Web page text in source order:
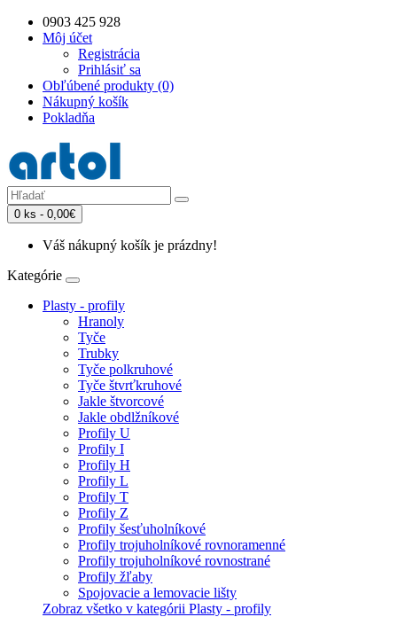
0903 425 928
Môj účet
Registrácia
Prihlásiť sa
Obľúbené produkty (0)
Nákupný košík
Pokladňa
0 ks - 0,00€
Váš nákupný košík je prázdny!
Kategórie
Plasty - profily
Hranoly
Tyče
Trubky
Tyče polkruhové
Tyče štvrťkruhové
Jakle štvorcové
Jakle obdlžníkové
Profily U
Profily I
Profily H
Profily L
Profily T
Profily Z
Profily šesťuholníkové
Profily trojuholníkové rovnoramenné
Profily trojuholníkové rovnostrané
Profily žľaby
Spojovacie a lemovacie lišty
Zobraz všetko v kategórii Plasty - profily